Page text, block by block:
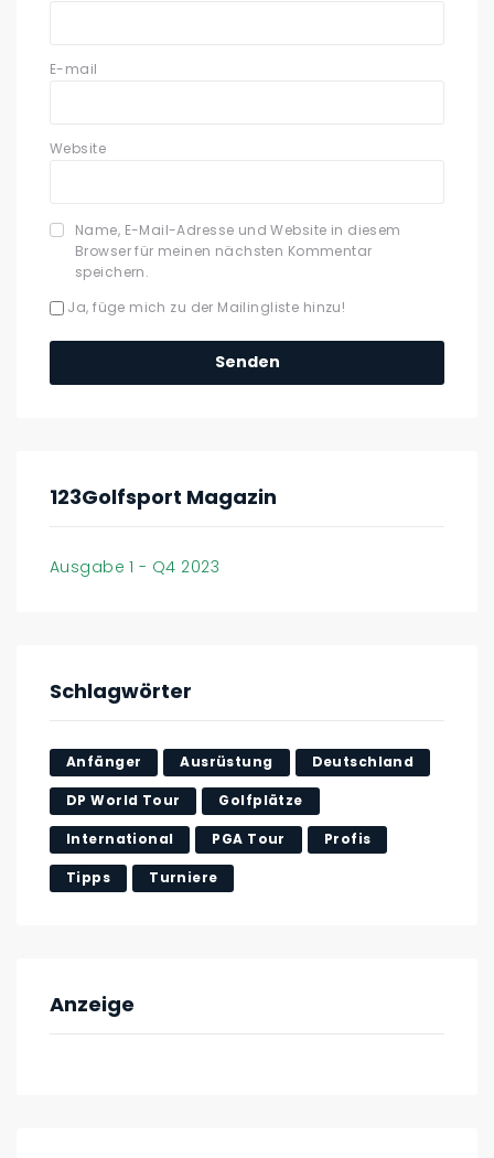
E-mail
Website
Name, E-Mail-Adresse und Website in diesem
Browser für meinen nächsten Kommentar
speichern.
Ja, füge mich zu der Mailingliste hinzu!
123Golfsport Magazin
Ausgabe 1 - Q4 2023
Schlagwörter
Anfänger Ausrüstung Deutschland
DP World Tour Golfplätze
International PGA Tour Profis
Tipps Turniere
Anzeige